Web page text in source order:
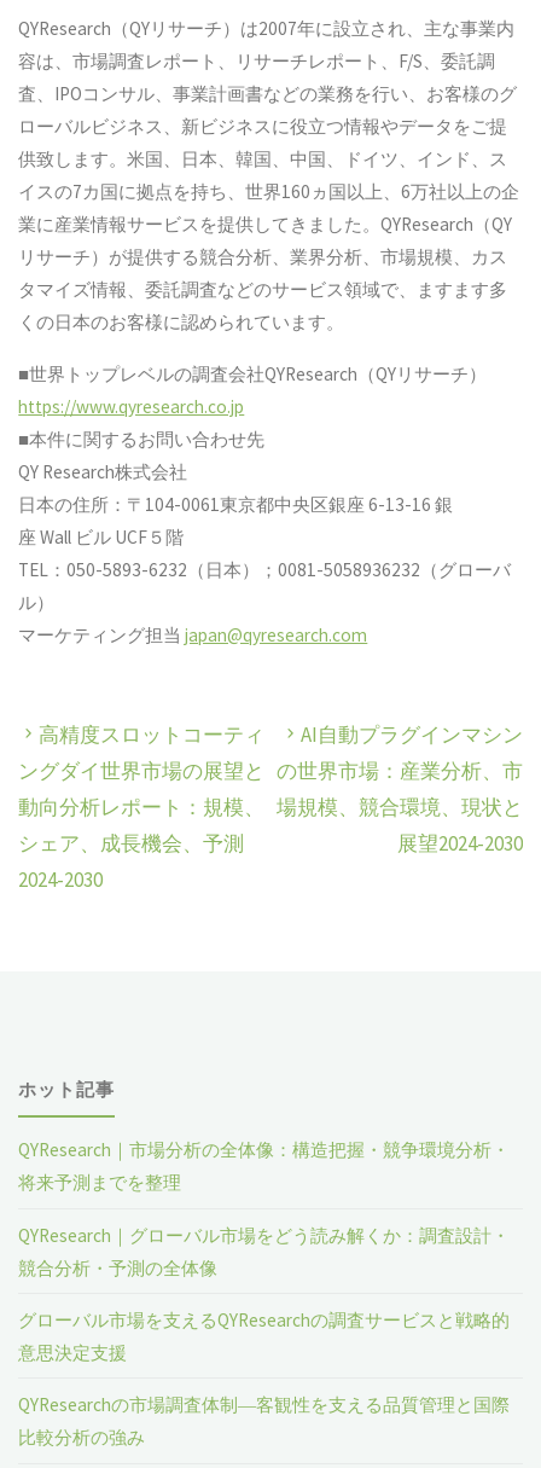
QYResearch（QYリサーチ）は2007年に設立され、主な事業内
容は、市場調査レポート、リサーチレポート、F/S、委託調
査、IPOコンサル、事業計画書などの業務を行い、お客様のグ
ローバルビジネス、新ビジネスに役立つ情報やデータをご提
供致します。米国、日本、韓国、中国、ドイツ、インド、ス
イスの7カ国に拠点を持ち、世界160ヵ国以上、6万社以上の企
業に産業情報サービスを提供してきました。QYResearch（QY
リサーチ）が提供する競合分析、業界分析、市場規模、カス
タマイズ情報、委託調査などのサービス領域で、ますます多
くの日本のお客様に認められています。
■世界トップレベルの調査会社QYResearch（QYリサーチ）
https://www.qyresearch.co.jp
■本件に関するお問い合わせ先
QY Research株式会社
日本の住所：〒104-0061東京都中央区銀座 6-13-16 銀
座 Wall ビル UCF５階
TEL：050-5893-6232（日本）；0081-5058936232（グローバ
ル）
マーケティング担当japan@qyresearch.com
高精度スロットコーティ
ングダイ世界市場の展望と
動向分析レポート：規模、
シェア、成長機会、予測
2024-2030
AI自動プラグインマシン
の世界市場：産業分析、市
場規模、競合環境、現状と
展望2024-2030
ホット記事
QYResearch｜市場分析の全体像：構造把握・競争環境分析・
将来予測までを整理
QYResearch｜グローバル市場をどう読み解くか：調査設計・
競合分析・予測の全体像
グローバル市場を支えるQYResearchの調査サービスと戦略的
意思決定支援
QYResearchの市場調査体制―客観性を支える品質管理と国際
比較分析の強み